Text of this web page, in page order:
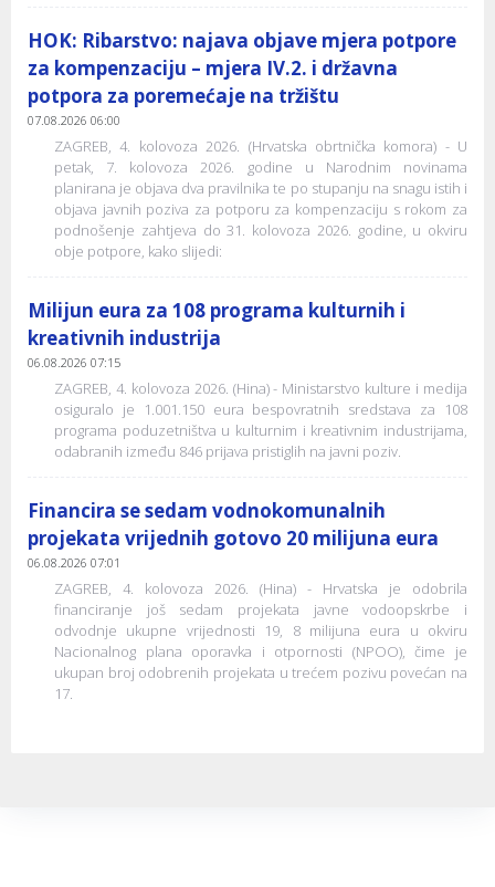
HOK: Ribarstvo: najava objave mjera potpore
za kompenzaciju – mjera IV.2. i državna
potpora za poremećaje na tržištu
07.08.2026 06:00
ZAGREB, 4. kolovoza 2026. (Hrvatska obrtnička komora) - U
petak, 7. kolovoza 2026. godine u Narodnim novinama
planirana je objava dva pravilnika te po stupanju na snagu istih i
objava javnih poziva za potporu za kompenzaciju s rokom za
podnošenje zahtjeva do 31. kolovoza 2026. godine, u okviru
obje potpore, kako slijedi:
Milijun eura za 108 programa kulturnih i
kreativnih industrija
06.08.2026 07:15
ZAGREB, 4. kolovoza 2026. (Hina) - Ministarstvo kulture i medija
osiguralo je 1.001.150 eura bespovratnih sredstava za 108
programa poduzetništva u kulturnim i kreativnim industrijama,
odabranih između 846 prijava pristiglih na javni poziv.
Financira se sedam vodnokomunalnih
projekata vrijednih gotovo 20 milijuna eura
06.08.2026 07:01
ZAGREB, 4. kolovoza 2026. (Hina) - Hrvatska je odobrila
financiranje još sedam projekata javne vodoopskrbe i
odvodnje ukupne vrijednosti 19, 8 milijuna eura u okviru
Nacionalnog plana oporavka i otpornosti (NPOO), čime je
ukupan broj odobrenih projekata u trećem pozivu povećan na
17.